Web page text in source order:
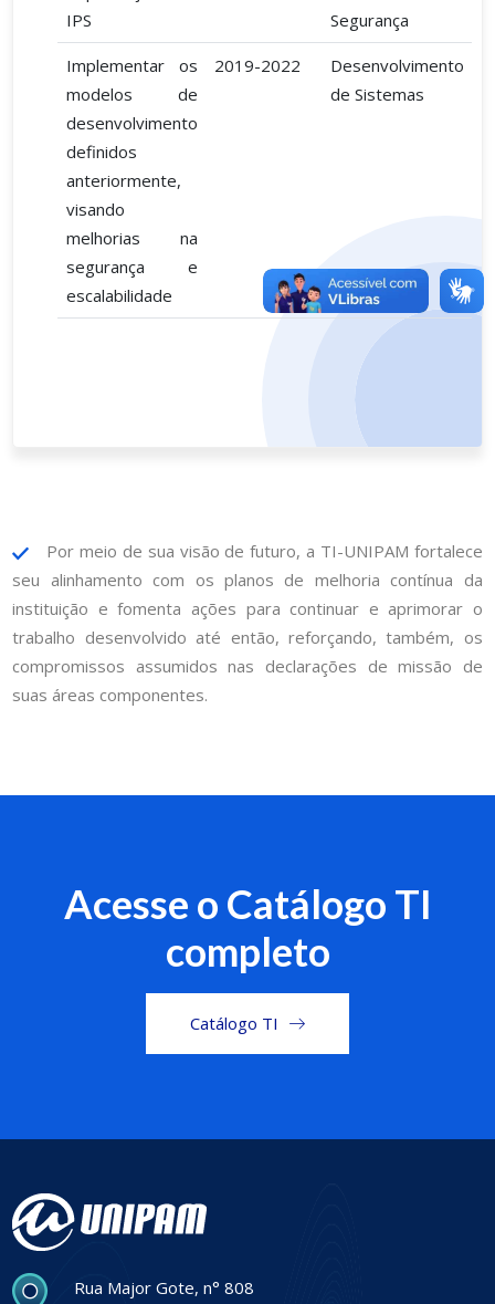
IPS
Segurança
Implementar os
modelos de
desenvolvimento
definidos
anteriormente,
visando
melhorias na
segurança e
escalabilidade
2019-2022
Desenvolvimento
de Sistemas
Por meio de sua visão de futuro, a TI-UNIPAM fortalece
seu alinhamento com os planos de melhoria contínua da
instituição e fomenta ações para continuar e aprimorar o
trabalho desenvolvido até então, reforçando, também, os
compromissos assumidos nas declarações de missão de
suas áreas componentes.
Acesse o Catálogo TI
completo
Catálogo TI
Rua Major Gote, n° 808